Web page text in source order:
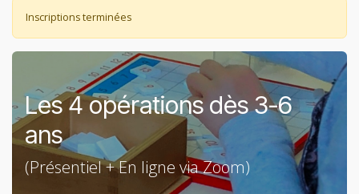
Inscriptions terminées
Les 4 opérations dès 3-6
ans
(Présentiel + En ligne via Zoom)